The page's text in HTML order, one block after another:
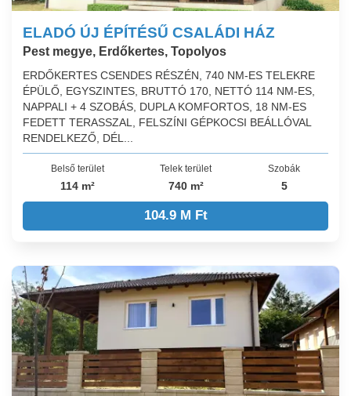
ELADÓ ÚJ ÉPÍTÉSŰ CSALÁDI HÁZ
Pest megye, Erdőkertes, Topolyos
ERDŐKERTES CSENDES RÉSZÉN, 740 NM-ES TELEKRE
ÉPÜLŐ, EGYSZINTES, BRUTTÓ 170, NETTÓ 114 NM-ES,
NAPPALI + 4 SZOBÁS, DUPLA KOMFORTOS, 18 NM-ES
FEDETT TERASSZAL, FELSZÍNI GÉPKOCSI BEÁLLÓVAL
RENDELKEZŐ, DÉL...
Belső terület
114 m²
Telek terület
740 m²
Szobák
5
104.9 M Ft